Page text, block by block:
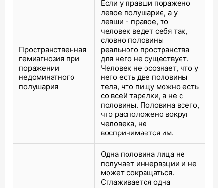
Пространственная
гемиагнозия при
поражении
недоминатного
полушария
Если у правши поражено
левое полушарие, а у
левши - правое, то
человек ведет себя так,
словно половины
реального пространства
для него не существует.
Человек не осознает, что у
него есть две половины
тела, что пищу можно есть
со всей тарелки, а не с
половины. Половина всего,
что расположено вокруг
человека, не
воспринимается им.
Одна половина лица не
получает иннервации и не
может сокращаться.
Сглаживается одна